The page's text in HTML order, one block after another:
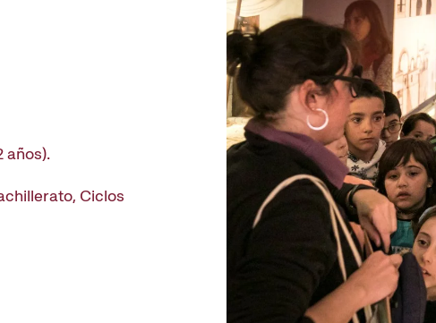
años).
Ciclos